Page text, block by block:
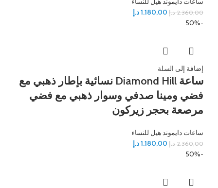
2.360,00 د.إ 1.180,00د.إ
-50%
إضافة إلى السلة
ساعة Diamond Hill نسائية بإطار ذهبي مع
فضي ومينا صدفي وسوار ذهبي مع فضي
مرصعة بحجر زيركون
ساعات دايموند هيل للنساء
2.360,00 د.إ 1.180,00د.إ
-50%